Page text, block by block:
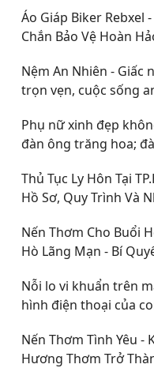
Áo Giáp Biker Rebxel -
Chắn Bảo Vệ Hoàn
Nệm An Nhiên - Giấc
trọn vẹn, cuộc sống
Phụ nữ xinh đẹp
đàn ông trăng hoa;
chẳng ngại phụ nữ
Thủ Tục Ly Hôn Tại
Hồ Sơ, Quy Trình Và
Nến Thơm Cho Buổi
Hò Lãng Mạn - Bí
Nỗi lo vi khuẩn trên
hình điện thoại của
bỉm cần biết
Nến Thơm Tình Yêu -
Hương Thơm Trở